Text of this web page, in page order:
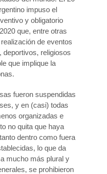
impuso el
y obligatorio
que, entre otras
de eventos
deportivos, religiosos
que implique la
fueron suspendidas
y en (casi) todas
organizadas e
no quita que haya
dentro como fuera
lo que da
mucho más plural y
se prohibieron